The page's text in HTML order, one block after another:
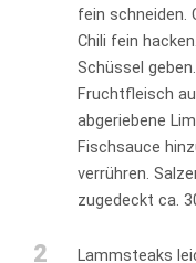
fein schneiden.
Chili fein
Schüssel
Fruchtfleisch
abgeriebene
Fischsauce
verrühren.
zugedeckt ca.
2
Lammsteaks